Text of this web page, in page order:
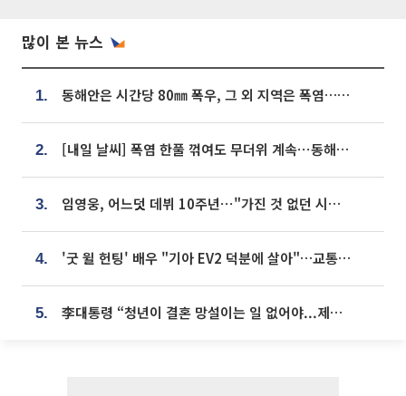
많이 본 뉴스
1. 동해안은 시간당 80㎜ 폭우, 그 외 지역은 폭염…‘극과 극 날씨’
2. [내일 날씨] 폭염 한풀 꺾여도 무더위 계속⋯동해안 이틀 연속 비
3. 임영웅, 어느덧 데뷔 10주년⋯"가진 것 없던 시절, 내 앞엔 20명의 팬뿐"
4. '굿 윌 헌팅' 배우 "기아 EV2 덕분에 살아"…교통사고 후 안전성 극찬
5. 李대통령 “청년이 결혼 망설이는 일 없어야...제도상 불이익 조사”